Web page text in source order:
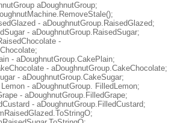
aDoughnutGroup;
- aDoughnutGroup.RaisedGlazed;
- aDoughnutGroup.RaisedSugar;
-
- aDoughnutGroup.CakePlain;
- aDoughnutGroup.CakeChocolate;
- aDoughnutGroup.CakeSugar;
- aDoughnutGroup. FilledLemon;
- aDoughnutGroup.FilledGrape;
- aDoughnutGroup.FilledCustard;